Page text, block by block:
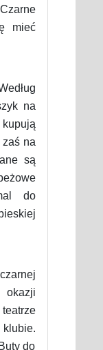
mieć
na
na
są
do
okazji
do